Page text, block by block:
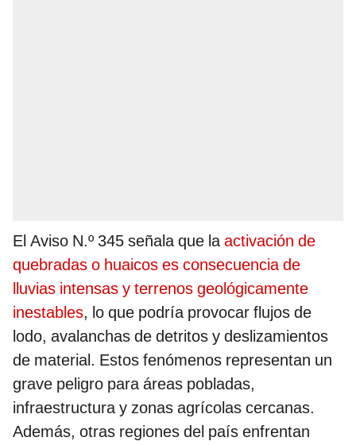
El Aviso N.º 345 señala que laactivación de
quebradas o huaicos es consecuencia de
lluvias intensas y terrenos geológicamente
inestables, lo que podría provocar flujos de
lodo, avalanchas de detritos y deslizamientos
de material. Estos fenómenos representan un
grave peligro para áreas pobladas,
infraestructura y zonas agrícolas cercanas.
Además, otras regiones del país enfrentan